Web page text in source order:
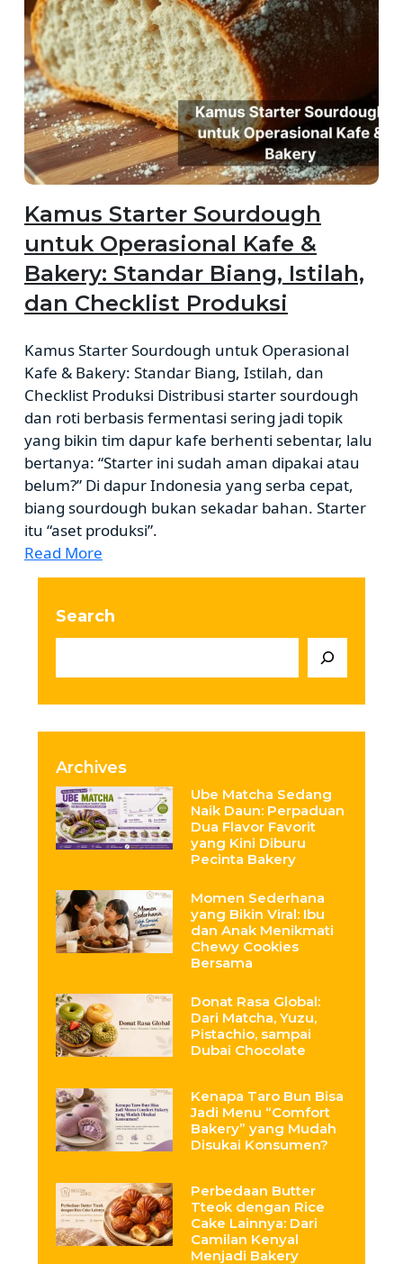
Kamus Starter Sourdough
untuk Operasional Kafe &
Bakery: Standar Biang, Istilah,
dan Checklist Produksi
Kamus Starter Sourdough untuk Operasional
Kafe & Bakery: Standar Biang, Istilah, dan
Checklist Produksi Distribusi starter sourdough
dan roti berbasis fermentasi sering jadi topik
yang bikin tim dapur kafe berhenti sebentar, lalu
bertanya: “Starter ini sudah aman dipakai atau
belum?” Di dapur Indonesia yang serba cepat,
biang sourdough bukan sekadar bahan. Starter
itu “aset produksi”.
Read More
Search
Archives
Ube Matcha Sedang
Naik Daun: Perpaduan
Dua Flavor Favorit
yang Kini Diburu
Pecinta Bakery
Momen Sederhana
yang Bikin Viral: Ibu
dan Anak Menikmati
Chewy Cookies
Bersama
Donat Rasa Global:
Dari Matcha, Yuzu,
Pistachio, sampai
Dubai Chocolate
Kenapa Taro Bun Bisa
Jadi Menu “Comfort
Bakery” yang Mudah
Disukai Konsumen?
Perbedaan Butter
Tteok dengan Rice
Cake Lainnya: Dari
Camilan Kenyal
Menjadi Bakery